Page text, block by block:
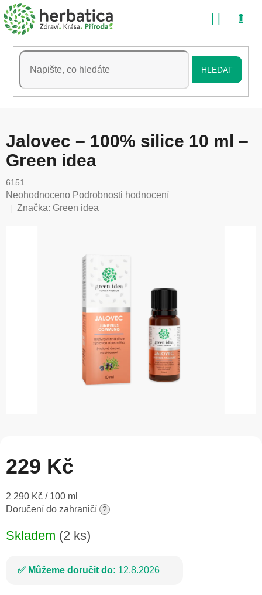
Přejít
na
obsah
HLEDAT
Jalovec – 100% silice 10 ml –
Green idea
6151
Průměrné
hodnocení
Neohodnoceno Podrobnosti hodnocení
Značka: Green idea
229 Kč
Měrná
cena:
2 290 Kč / 100 ml
Doručení do zahraničí ?
Skladem (2 ks)
Můžeme doručit do: 12.8.2026